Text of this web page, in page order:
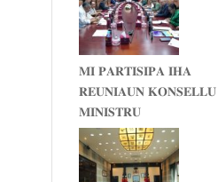
𝐌𝐈 𝐏𝐀𝐑𝐓𝐈𝐒𝐈𝐏𝐀 𝐈𝐇𝐀
𝐑𝐄𝐔𝐍𝐈𝐀𝐔𝐍 𝐊𝐎𝐍𝐒𝐄𝐋𝐋𝐔
𝐌𝐈𝐍𝐈𝐒𝐓𝐑𝐔